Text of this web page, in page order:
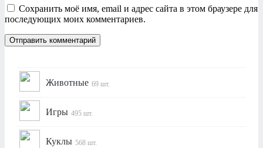
Сохранить моё имя, email и адрес сайта в этом браузере для
последующих моих комментариев.
Животные 69 шт.
Игры 495 шт.
Куклы 568 шт.